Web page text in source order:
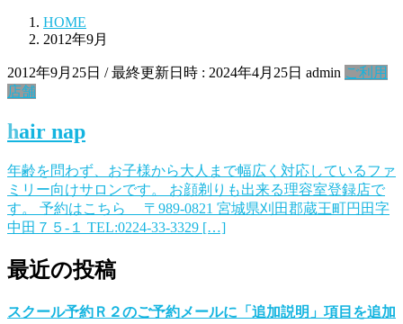
HOME
2012年9月
2012年9月25日 / 最終更新日時 : 2024年4月25日 admin ご利用
店舗
hair nap
年齢を問わず、お子様から大人まで幅広く対応しているファ
ミリー向けサロンです。 お顔剃りも出来る理容室登録店で
す。 予約はこちら 〒989-0821 宮城県刈田郡蔵王町円田字
中田７５-１ TEL:0224-33-3329 […]
最近の投稿
スクール予約Ｒ２のご予約メールに「追加説明」項目を追加